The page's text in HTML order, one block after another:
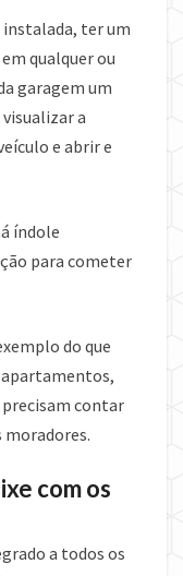
instalada, ter um
qualquer ou
garagem um
a
e abrir e
índole
para cometer
do que
apartamentos,
contar
com os
a todos os